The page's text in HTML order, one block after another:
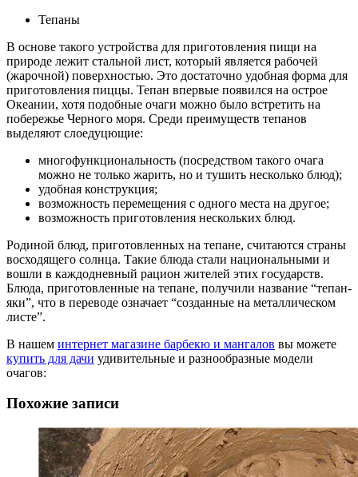
Тепаны
В основе такого устройства для приготовления пищи на
природе лежит стальной лист, который является рабочей
(жарочной) поверхностью. Это достаточно удобная форма для
приготовления пиццы. Тепан впервые появился на острое
Океании, хотя подобные очаги можно было встретить на
побережье Черного моря. Среди преимуществ тепанов
выделяют слоедуцющие:
многофункциональность (посредством такого очага
можно не только жарить, но и тушить несколько блюд);
удобная конструкция;
возможность перемещения с одного места на другое;
возможность приготовления нескольких блюд.
Родиной блюд, приготовленных на тепане, считаются страны
восходящего солнца. Такие блюда стали национальными и
вошли в каждодневный рацион жителей этих государств.
Блюда, приготовленные на тепане, получили название “тепан-
яки”, что в переводе означает “созданные на металлическом
листе”.
В нашем интернет магазине барбекю и мангалов вы можете
купить для дачи удивительные и разнообразные модели
очагов:
Похожие записи